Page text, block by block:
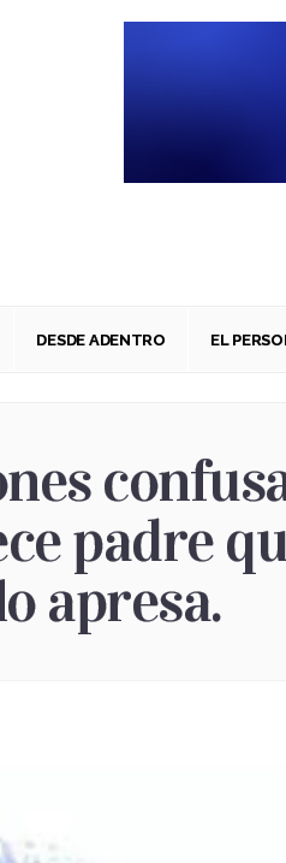
DESDE ADENTRO EL
padre
apresa.